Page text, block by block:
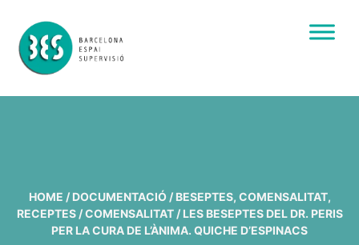
HOME / DOCUMENTACIÓ / BESEPTES, COMENSALITAT,
RECEPTES / COMENSALITAT / LES BESEPTES DEL DR. PERIS
PER LA CURA DE L’ÀNIMA. QUICHE D’ESPINACS